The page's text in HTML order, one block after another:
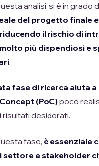
analisi, si è in grado
del progetto finale
il rischio di
più dispendiosi e
.
fase di ricerca aiuta a
(PoC)poco
risultati desiderati.
fase, è essenziale
settore e stakeholder